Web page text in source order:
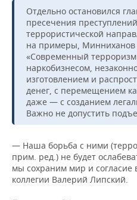
Отдельно остановился
пресечения
террористической
на примеры, Минниханов
«Современный терроризм
наркобизнесом,
изготовлением и
денег, с перемещением
даже — с созданием
Важно не допустить
— Наша борьба с ними
прим. ред.) не будет
мы сохраним мир и согласие
коллегии Валерий Липский.